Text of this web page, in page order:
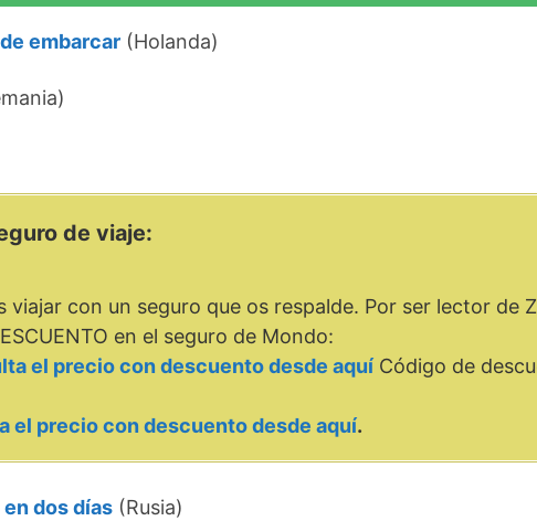
embarcar (Holanda)
de viaje:
viajar con un seguro que os respalde. Por ser lector de
en el seguro de Mondo:
el precio con descuento desde aquí Código de
el precio con descuento desde aquí.
dos días (Rusia)